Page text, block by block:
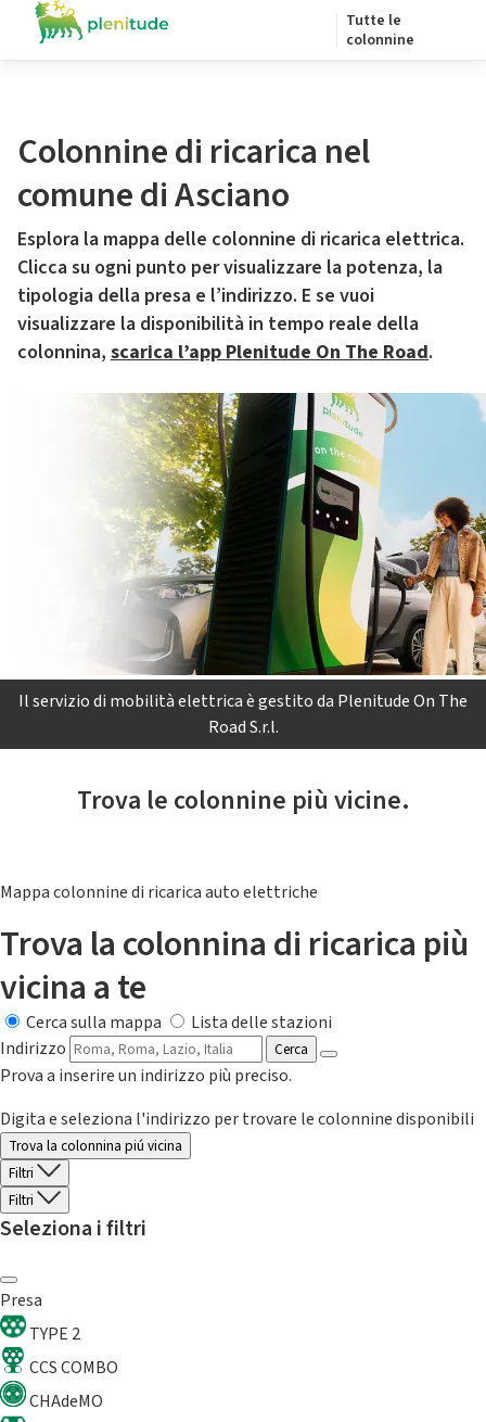
Tutte le
colonnine
Colonnine di ricarica nel
comune di Asciano
Esplora la mappa delle colonnine di ricarica elettrica.
Clicca su ogni punto per visualizzare la potenza, la
tipologia della presa e l’indirizzo. E se vuoi
visualizzare la disponibilità in tempo reale della
colonnina, scarica l’app Plenitude On The Road.
Il servizio di mobilità elettrica è gestito da Plenitude On The
Road S.r.l.
Trova le colonnine più vicine.
Mappa colonnine di ricarica auto elettriche
Trova la colonnina di ricarica più
vicina a te
Cerca sulla mappa
Lista delle stazioni
Indirizzo
Cerca
Prova a inserire un indirizzo più preciso.
Digita e seleziona l'indirizzo per trovare le colonnine disponibili
Trova la colonnina piú vicina
Filtri
Filtri
Seleziona i filtri
Presa
TYPE 2
CCS COMBO
CHAdeMO